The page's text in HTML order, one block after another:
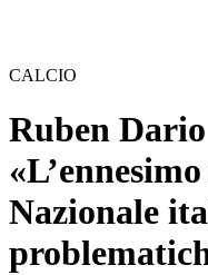
CALCIO
Ruben
Nazionale